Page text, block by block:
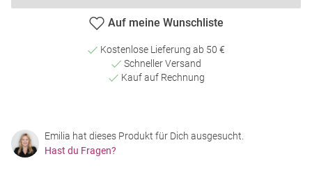
Auf meine Wunschliste
Kostenlose Lieferung ab 50 €
Schneller Versand
Kauf auf Rechnung
Emilia hat dieses Produkt für Dich ausgesucht.
Hast du Fragen?